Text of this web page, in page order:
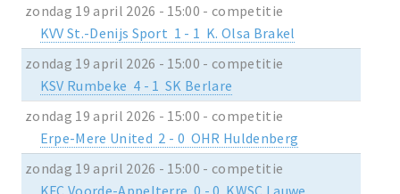
zondag 19 april 2026 - 15:00 - competitie
KVV St.-Denijs Sport 1 - 1 K. Olsa Brakel
zondag 19 april 2026 - 15:00 - competitie
KSV Rumbeke 4 - 1 SK Berlare
zondag 19 april 2026 - 15:00 - competitie
Erpe-Mere United 2 - 0 OHR Huldenberg
zondag 19 april 2026 - 15:00 - competitie
KFC Voorde-Appelterre 0 - 0 KWSC Lauwe